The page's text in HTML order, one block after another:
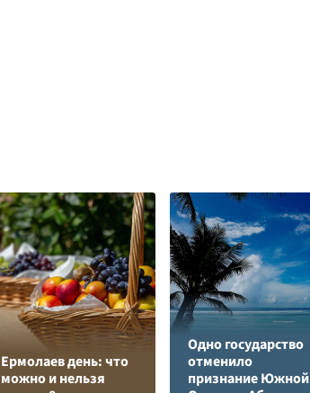
Ермолаев день: что
можно и нельзя
Одно государство
отменило
признание Южной